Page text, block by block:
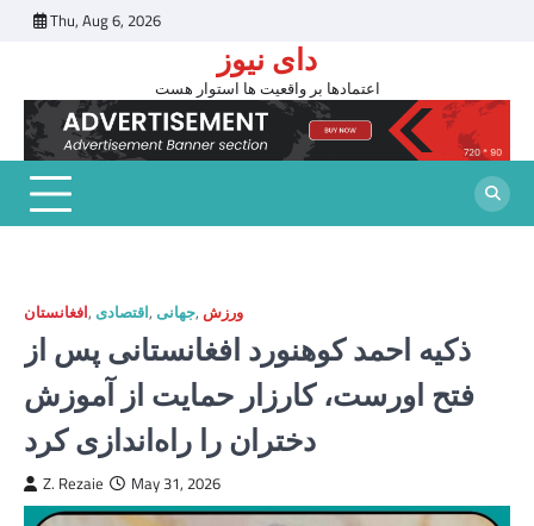
Thu, Aug 6, 2026
دای نیوز
اعتمادها بر واقعیت ها استوار هست
افغانستان, اقتصادی, جهانی, ورزش
ذکیه احمد کوهنورد افغانستانی پس از
فتح اورست، کارزار حمایت از آموزش
دختران را راه‌اندازی کرد
Z. Rezaie May 31, 2026